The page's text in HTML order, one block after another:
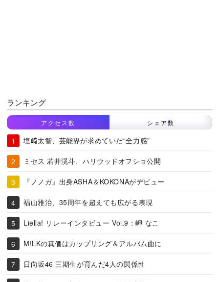
ランキング
アクセス数 シェア数
塩﨑太智、芸能界が求めていた“全力感”
ミセス 若井滉斗、ハリウッドオフショ公開
『ノノガ』出身ASHA＆KOKONAがデビュー
福山雅治、35周年を超えても広がる表現
Liella! リレーインタビュー Vol.9：岬 なこ
M!LKの真価はカップリング＆アルバム曲に
日向坂46 三期生が育んだ4人の関係性